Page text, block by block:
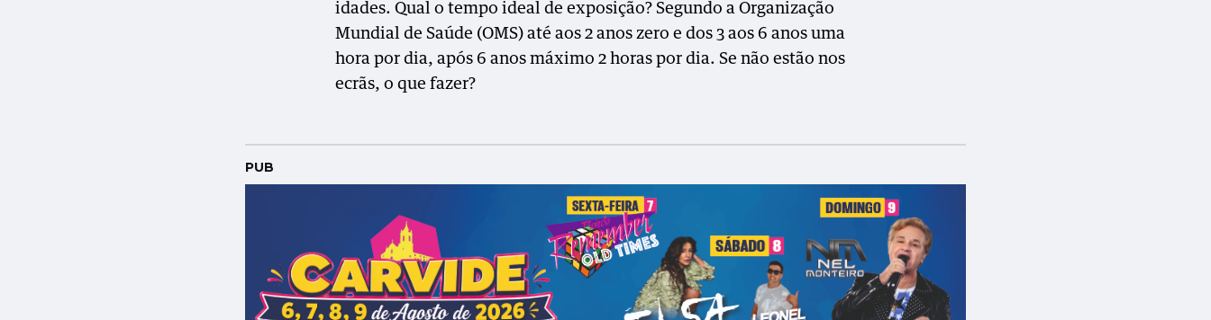
idades. Qual o tempo ideal de exposição? Segundo a Organização
Mundial de Saúde (OMS) até aos 2 anos zero e dos 3 aos 6 anos uma
hora por dia, após 6 anos máximo 2 horas por dia. Se não estão nos
ecrãs, o que fazer?
PUB